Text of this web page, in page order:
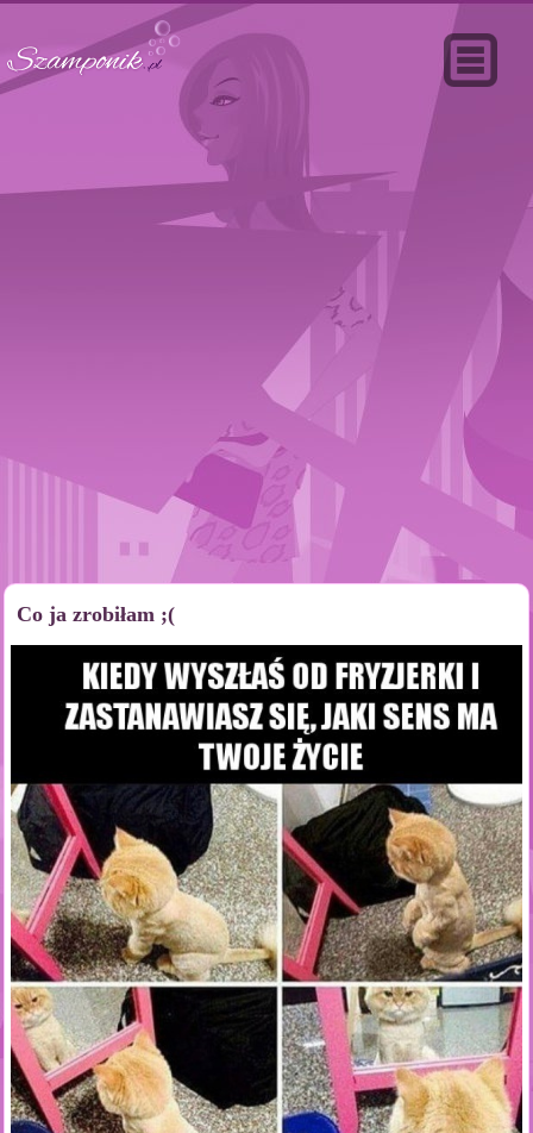
Co ja zrobiłam ;(